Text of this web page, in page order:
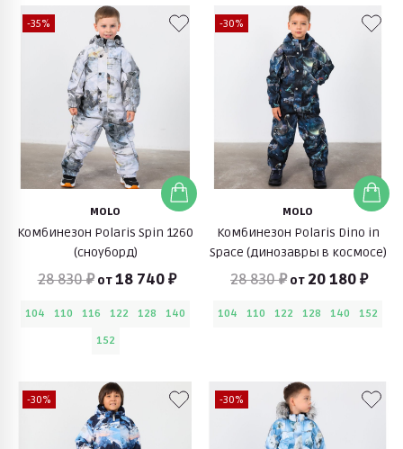
-35%
MOLO
Комбинезон Polaris Spin 1260
(сноуборд)
28 830 ₽ от18 740 ₽
104 110 116 122 128
140
152
-30%
MOLO
Комбинезон Polaris Dino in
Space (динозавры в космосе)
28 830 ₽ от 20 180 ₽
104 110 122 128 140 152
-30% -30%